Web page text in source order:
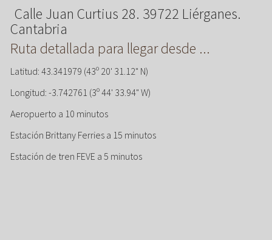
Calle Juan Curtius 28. 39722 Liérganes.
Cantabria
Ruta detallada para llegar desde ...
Latitud: 43.341979 (43º 20' 31.12" N)
Longitud: -3.742761 (3º 44' 33.94" W)
Aeropuerto a 10 minutos
Estación Brittany Ferries a 15 minutos
Estación de tren FEVE a 5 minutos